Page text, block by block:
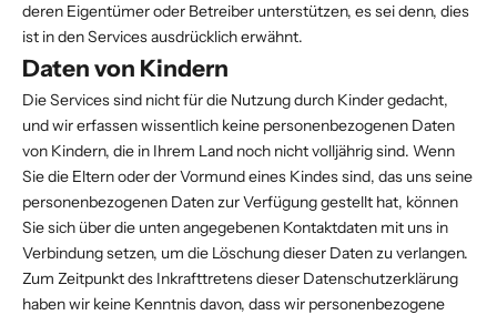
deren Eigentümer oder Betreiber unterstützen, es sei denn, dies
ist in den Services ausdrücklich erwähnt.
Daten von Kindern
Die Services sind nicht für die Nutzung durch Kinder gedacht,
und wir erfassen wissentlich keine personenbezogenen Daten
von Kindern, die in Ihrem Land noch nicht volljährig sind. Wenn
Sie die Eltern oder der Vormund eines Kindes sind, das uns seine
personenbezogenen Daten zur Verfügung gestellt hat, können
Sie sich über die unten angegebenen Kontaktdaten mit uns in
Verbindung setzen, um die Löschung dieser Daten zu verlangen.
Zum Zeitpunkt des Inkrafttretens dieser Datenschutzerklärung
haben wir keine Kenntnis davon, dass wir personenbezogene